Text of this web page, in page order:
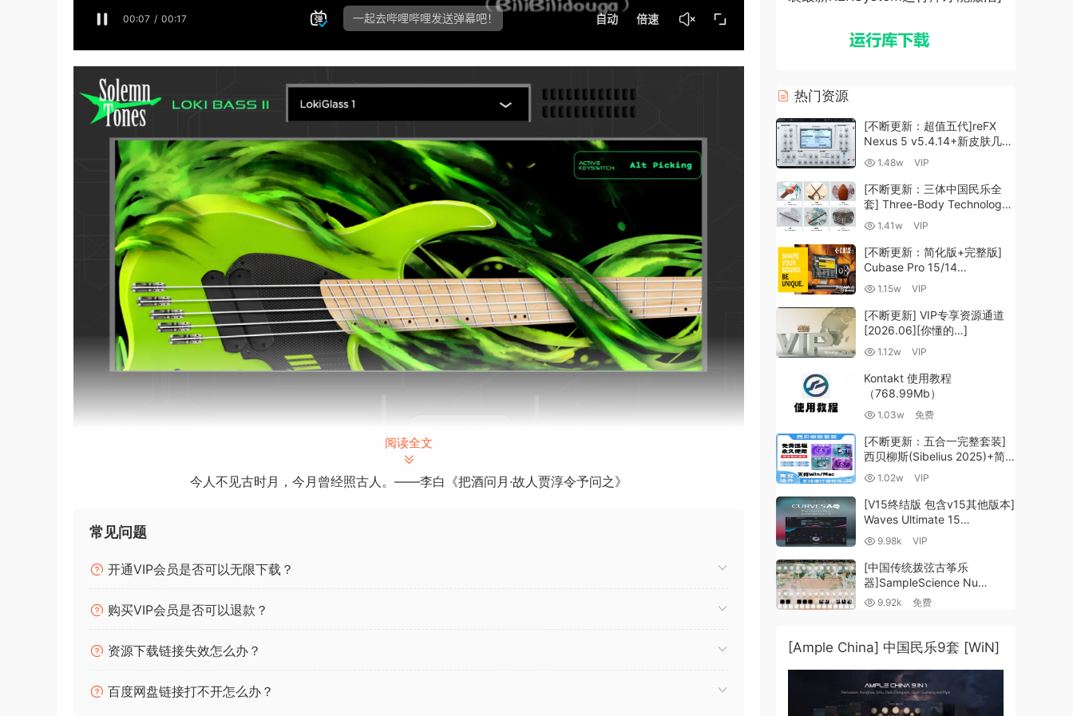
安装方法：直接安装，免激活版本。
无论您是替换录制的贝斯还是从头开始对贝斯音轨进行编程，Loki 2 都将是为您的混音奠定基础的终极贝斯采样器。
– 使用 Dingwall NG2 Bass 采样
– 通过世界一流的录音链
阅读全文
今人不见古时月，今月曾经照古人。——李白《把酒问月·故人贾淳令予问之》
常见问题
开通VIP会员是否可以无限下载？
购买VIP会员是否可以退款？
资源下载链接失效怎么办？
百度网盘链接打不开怎么办？
热门资源
[不断更新：超值五代]reFX
Nexus 5 v5.4.14+新皮肤几十
套+原厂+全套扩展+教程
1.48w VIP
[不断更新：三体中国民乐全
套] Three-Body Technology-
R2R [WiN, MacOSX]
1.41w VIP
[不断更新：简化版+完整版]
Cubase Pro 15/14
VR/R2R/U2B+原厂音源+插件
MacOSX]（704.0MB+）
1.15w VIP
[不断更新] VIP专享资源通道
[2026.06][你懂的…]
1.12w VIP
Kontakt 使用教程
（768.99Mb）
1.03w 免费
[不断更新：五合一完整套装]
西贝柳斯(Sibelius 2025)+简
谱插件V8+图片识别+音频识别
MacOSX]（80.48GB+）
1.02w VIP
[V15终结版 包含v15其他版本]
Waves Ultimate 15
v25.05.27+一键安装版+安装
MacOSX]
（4.1GB+10.2GB+9.6GB）
9.98k VIP
[中国传统拨弦古筝乐
器]SampleScience Nu
Guzheng v2.0 x64 VST
9.92k 免费
[Ample China] 中国民乐9套 [WiN]